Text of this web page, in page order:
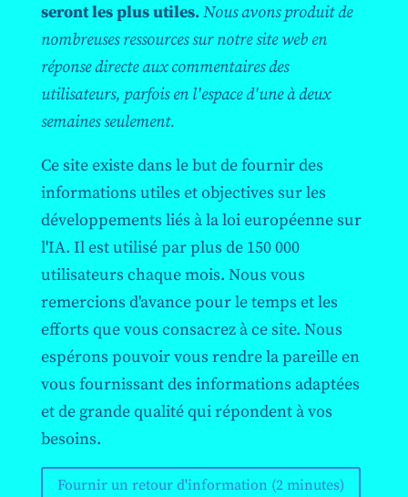
seront les plus utiles.Nous avons produit de
nombreuses ressources sur notre site web en
réponse directe aux commentaires des
utilisateurs, parfois en l'espace d'une à deux
semaines seulement.
Ce site existe dans le but de fournir des
informations utiles et objectives sur les
développements liés à la loi européenne sur
l'IA. Il est utilisé par plus de 150 000
utilisateurs chaque mois. Nous vous
remercions d'avance pour le temps et les
efforts que vous consacrez à ce site. Nous
espérons pouvoir vous rendre la pareille en
vous fournissant des informations adaptées
et de grande qualité qui répondent à vos
besoins.
Fournir un retour d'information (2 minutes)